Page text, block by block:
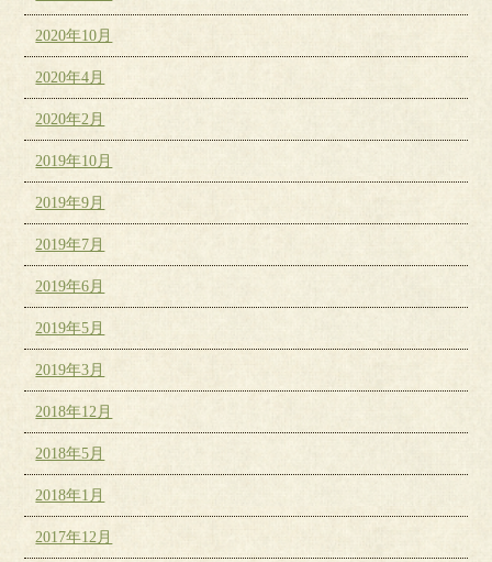
2020年10月
2020年4月
2020年2月
2019年10月
2019年9月
2019年7月
2019年6月
2019年5月
2019年3月
2018年12月
2018年5月
2018年1月
2017年12月